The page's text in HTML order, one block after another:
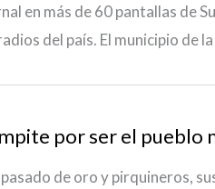
en más de 60 pantallas de
del país. El municipio de
por ser el pueblo
de oro y pirquineros,